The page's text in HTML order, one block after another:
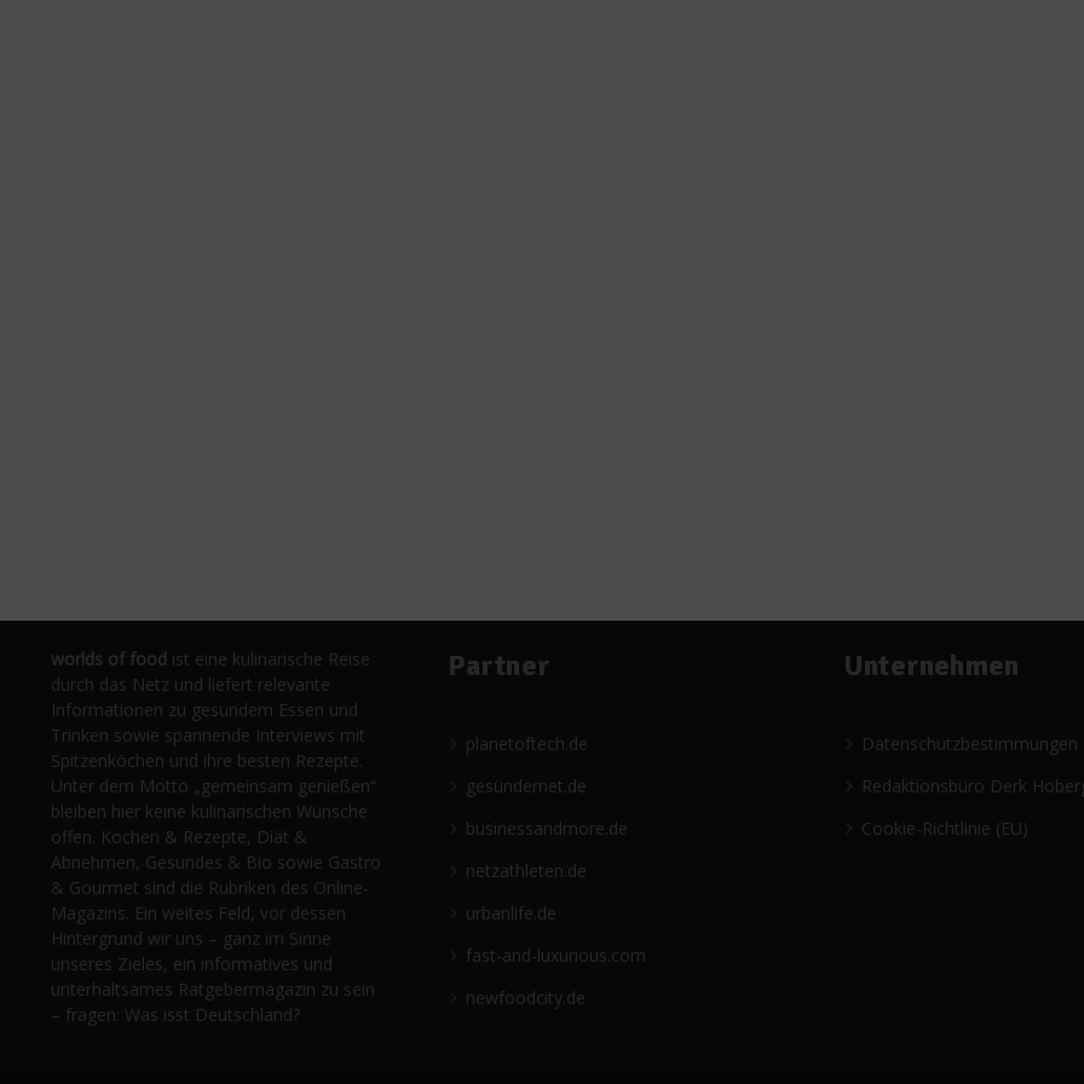
worlds of food ist eine kulinarische Reise
durch das Netz und liefert relevante
Informationen zu gesundem Essen und
Trinken sowie spannende Interviews mit
Spitzenköchen und ihre besten Rezepte.
Unter dem Motto „gemeinsam genießen“
bleiben hier keine kulinarischen Wünsche
offen. Kochen & Rezepte, Diät &
Abnehmen, Gesundes & Bio sowie Gastro
& Gourmet sind die Rubriken des Online-
Magazins. Ein weites Feld, vor dessen
Hintergrund wir uns – ganz im Sinne
unseres Zieles, ein informatives und
unterhaltsames Ratgebermagazin zu sein
– fragen: Was isst Deutschland?
Partner
planetoftech.de
gesündernet.de
businessandmore.de
netzathleten.de
urbanlife.de
fast-and-luxurious.com
newfoodcity.de
Unternehmen
Datenschutzbestimmungen
Redaktionsbüro Derk
Cookie-Richtlinie (EU)